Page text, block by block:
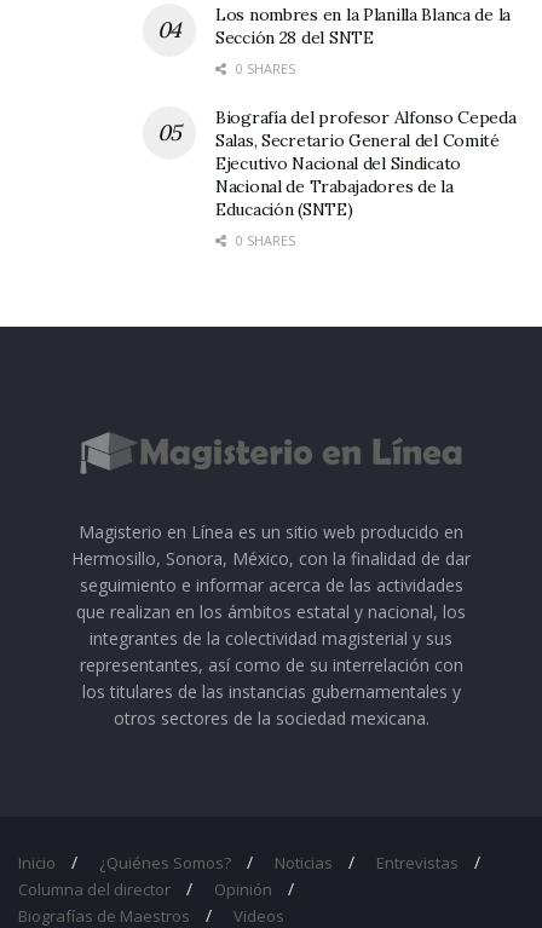
Los nombres en la Planilla Blanca de la
Sección 28 del SNTE
0 SHARES
Biografía del profesor Alfonso Cepeda
Salas, Secretario General del Comité
Ejecutivo Nacional del Sindicato
Nacional de Trabajadores de la
Educación (SNTE)
0 SHARES
Magisterio en Línea es un sitio web producido en
Hermosillo, Sonora, México, con la finalidad de dar
seguimiento e informar acerca de las actividades
que realizan en los ámbitos estatal y nacional, los
integrantes de la colectividad magisterial y sus
representantes, así como de su interrelación con
los titulares de las instancias gubernamentales y
otros sectores de la sociedad mexicana.
Inicio ¿Quiénes Somos? Noticias
Entrevistas
Columna del director
Opinión
Biografías de Maestros
Videos